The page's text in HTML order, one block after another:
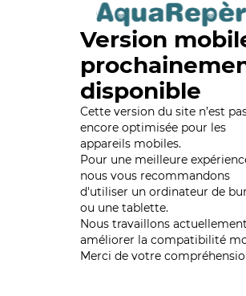
Version
disponible
Cette version du site n’est
encore optimisée pour les
appareils mobiles.
Pour une meilleure
nous vous recommandons
d'utiliser un ordinateur de
ou une tablette.
Nous travaillons
améliorer la compatibilité
Merci de votre